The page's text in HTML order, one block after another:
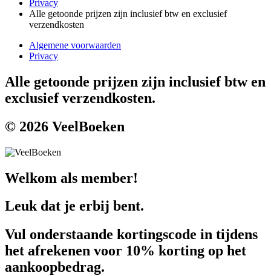
Privacy
Alle getoonde prijzen zijn inclusief btw en exclusief
verzendkosten
Algemene voorwaarden
Privacy
Alle getoonde prijzen zijn inclusief btw en
exclusief verzendkosten.
© 2026 VeelBoeken
Welkom als member!
Leuk dat je erbij bent.
Vul onderstaande kortingscode in tijdens
het afrekenen voor 10% korting op het
aankoopbedrag.